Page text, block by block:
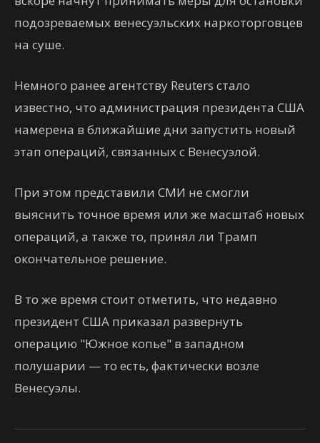
подозреваемых венесуэльских наркоторговцев
на суше.
Немного ранее агентству Reuters стало
известно, что администрация президента США
намерена в ближайшие дни запустить новый
этап операций, связанных с Венесуэлой.
При этом представили СМИ не смогли
выяснить точное время или же масштаб новых
операций, а также то, принял ли Трамп
окончательное решение.
В то же время стоит отметить, что недавно
президент США приказал развернуть
операцию "Южное копье" в западном
полушарии — то есть, фактически возле
Венесуэлы.